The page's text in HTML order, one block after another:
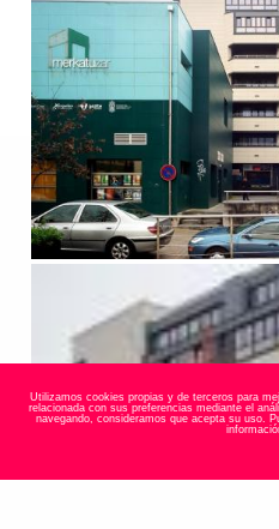
Utilizamos cookies propias y de terceros para
relacionada con sus preferencias mediante el
navegando, consideramos que acepta su uso.